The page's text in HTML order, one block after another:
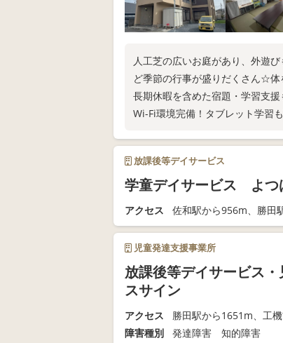
人工芝の広いお庭があり、外遊
ど季節の行事が盛りだくさん☆体
長期休暇を含めた宿題・学習支援
Wi-Fi環境完備！タブレット学習も
放課後等デイサービス
学童デイサービス よ
アクセス 佐和駅から956m、勝田
児童発達支援事業所
放課後等デイサービス
スサイン
アクセス
勝田駅から1651m、工
障害種別
発達障害 知的障害